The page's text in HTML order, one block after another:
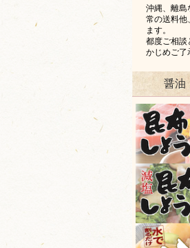
沖縄、離島
常の送料他、
ます。
都度ご相談
かじめご了
醤油